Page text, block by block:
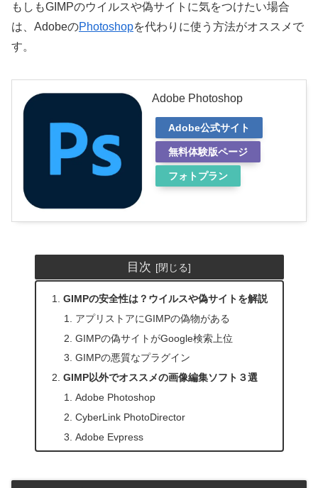
もしもGIMPのウイルスや偽サイトに気をつけたい場合
は、AdobeのPhotoshopを代わりに使う方法がオススメで
す。
Adobe Photoshop
Adobe公式サイト
無料体験版ページ
フォトプラン
目次
GIMPの安全性は？ウイルスや偽サイトを解説
アプリストアにGIMPの偽物がある
GIMPの偽サイトがGoogle検索上位
GIMPの悪質なプラグイン
GIMP以外でオススメの画像編集ソフト３選
Adobe Photoshop
CyberLink PhotoDirector
Adobe Evpress